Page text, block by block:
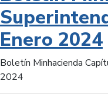
Enero 2024
Boletín Minhacienda
2024